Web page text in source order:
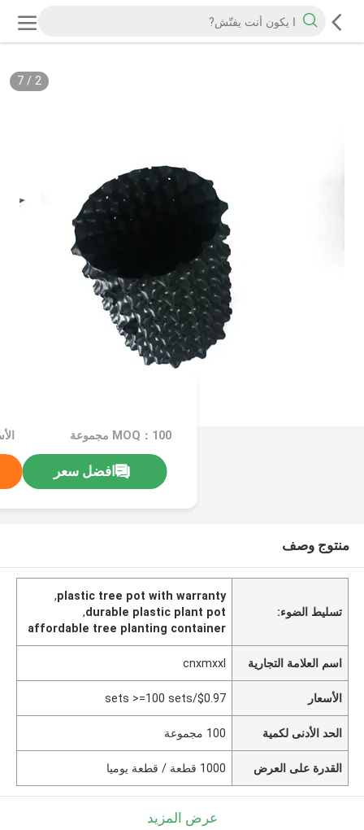
2
/
7
MOQ：100 مجموعة
افضل سعر
منتوج وصف
تسليط الضوء:
plastic tree pot with warranty
,
durable plastic plant pot
,
affordable tree planting container
اسم العلامة التجارية cnxmxxl
الأسعار $0.97/sets >=100 sets
الحد الأدنى لكمية 100 مجموعة
القدرة على العرض 1000 قطعة / قطعة يوميا
عرض المزيد